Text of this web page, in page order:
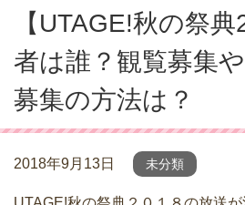
【UTAGE!秋の祭
者は誰？観覧募集
募集の方法は？
2018年9月13日 未分類